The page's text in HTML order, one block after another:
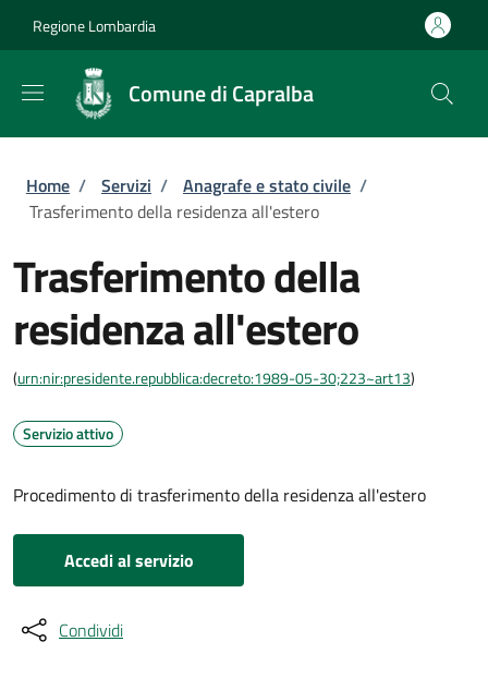
Regione Lombardia
Comune di Capralba
Briciole di pane
Home / Servizi / Anagrafe e stato civile /
Trasferimento della residenza all'estero
Trasferimento della
residenza all'estero
(urn:nir:presidente.repubblica:decreto:1989-05-30;223~art13)
Servizio attivo
Procedimento di trasferimento della residenza all'estero
Accedi al servizio
Condividi